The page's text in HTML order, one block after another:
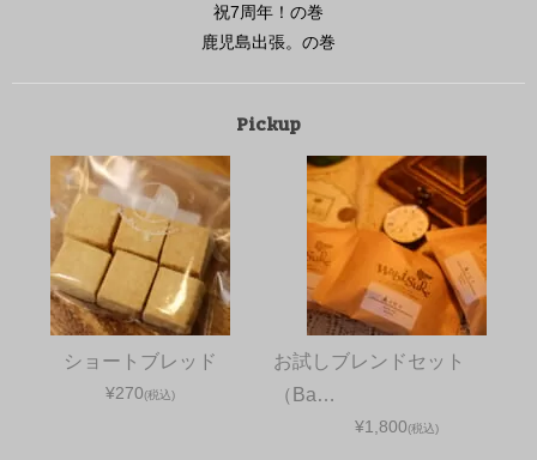
祝7周年！の巻
鹿児島出張。の巻
Pickup
ショートブレッド
¥270(税込)
お試しブレンドセット
（Ba…
¥1,800(税込)